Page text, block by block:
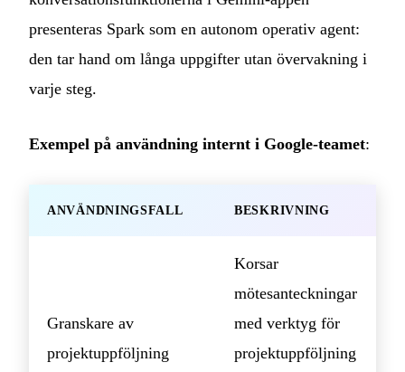
presenteras Spark som en autonom operativ agent:
den tar hand om långa uppgifter utan övervakning i
varje steg.
Exempel på användning internt i Google-teamet:
ANVÄNDNINGSFALL BESKRIVNING
Granskare av
projektuppföljning
Korsar
mötesanteckningar
med verktyg för
projektuppföljning